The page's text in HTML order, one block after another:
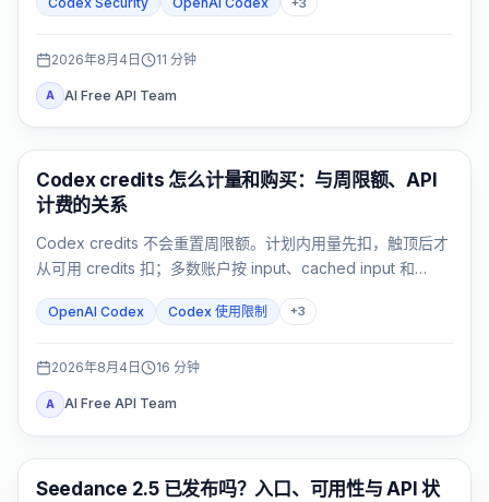
2026年8月4日 11 分钟
A AI Free API Team
AI Development Tools
Codex credits 怎么计量和购买：与周限额、API
计费的关系
Codex credits 不会重置周限额。计划内用量先扣，触顶后才
从可用 credits 扣；多数账户按 input、cached input 和
OpenAI Codex Codex 使用限制 +3
2026年8月4日 16 分钟
A AI Free API Team
AI Video Generation
Seedance 2.5 已发布吗？入口、可用性与 API 状